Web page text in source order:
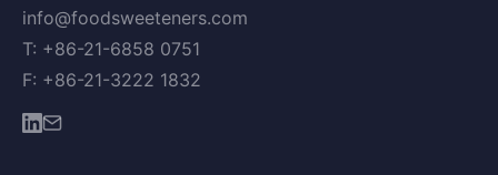
info@foodsweeteners.com
T: +86-21-6858 0751
F: +86-21-3222 1832